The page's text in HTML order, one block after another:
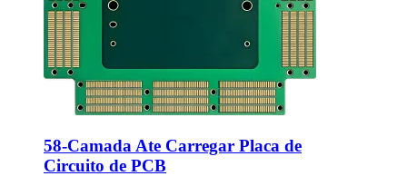
58-Camada Ate Carregar Placa de
Circuito de PCB